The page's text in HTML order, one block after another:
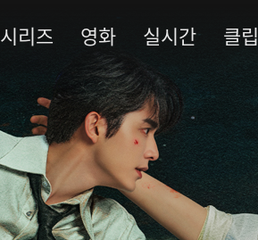
시리즈 영화 실시간 클립